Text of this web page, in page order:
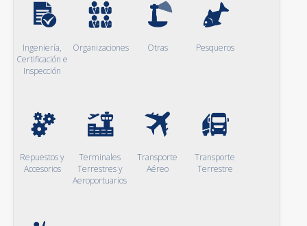
Ingeniería,
Certificación e
Inspección
Organizaciones Otras Pesqueros
Repuestos y
Accesorios
Terminales
Terrestres y
Aeroportuarios
Transporte
Aéreo
Transporte
Terrestre